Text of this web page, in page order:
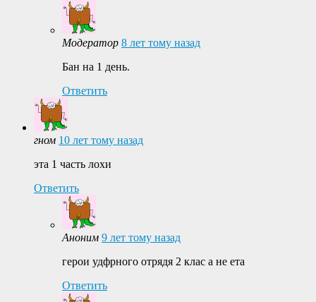
Модератор 8 лет тому назад
Бан на 1 день.
Ответить
гном 10 лет тому назад
эта 1 часть лохи
Ответить
Аноним 9 лет тому назад
герои удфрного отрядя 2 клас а не ета
Ответить